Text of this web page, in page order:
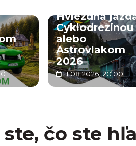
Hviezdna
Cyklodrezinou
alebo
Astrovlakom
2026
11.08.2026, 20:00
čo ste